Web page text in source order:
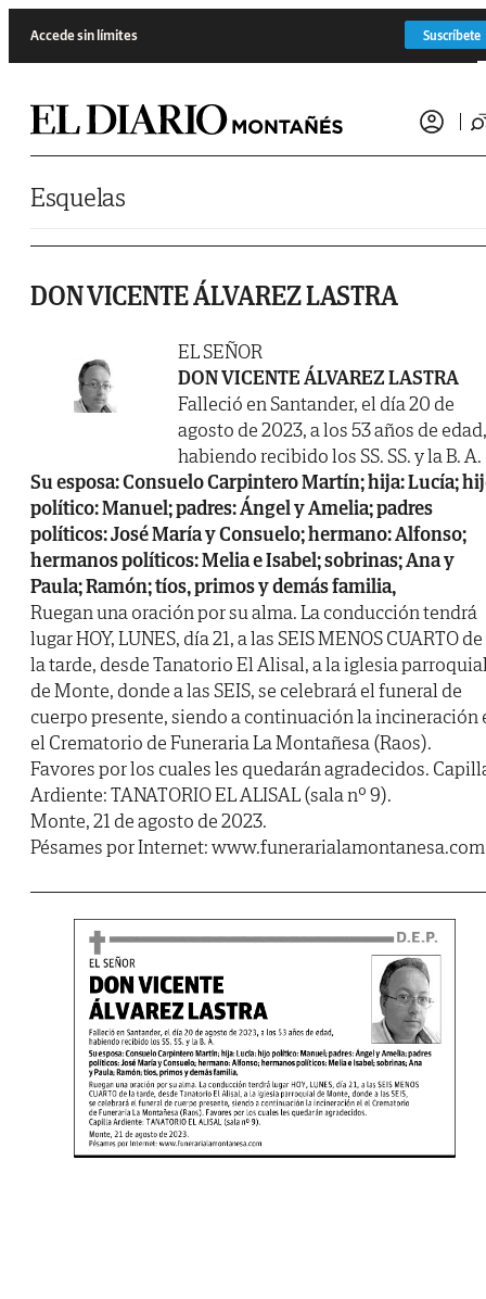
Accede sin límites Suscríbete
Esquelas
DON VICENTE ÁLVAREZ LASTRA
EL SEÑOR
DON VICENTE ÁLVAREZ LASTRA
Falleció en Santander, el día 20 de
agosto de 2023, a los 53 años de edad,
habiendo recibido los SS. SS. y la B. A.
Su esposa: Consuelo Carpintero Martín; hija: Lucía;
político: Manuel; padres: Ángel y Amelia; padres
políticos: José María y Consuelo; hermano: Alfonso;
hermanos políticos: Melia e Isabel; sobrinas; Ana y
Paula; Ramón; tíos, primos y demás familia,
Ruegan una oración por su alma. La conducción tendrá
lugar HOY, LUNES, día 21, a las SEIS MENOS CUARTO de
la tarde, desde Tanatorio El Alisal, a la iglesia
de Monte, donde a las SEIS, se celebrará el funeral de
cuerpo presente, siendo a continuación la incineración
el Crematorio de Funeraria La Montañesa (Raos).
Favores por los cuales les quedarán agradecidos.
Ardiente: TANATORIO EL ALISAL (sala nº 9).
Monte, 21 de agosto de 2023.
Pésames por Internet: www.funerarialamontanesa.com